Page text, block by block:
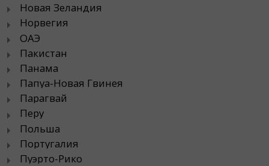
Новая Зеландия
Норвегия
ОАЭ
Пакистан
Панама
Папуа-Новая Гвинея
Парагвай
Перу
Польша
Португалия
Пуэрто-Рико